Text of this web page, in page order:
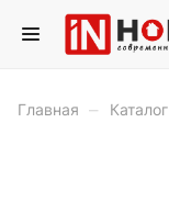
Главная – Каталог